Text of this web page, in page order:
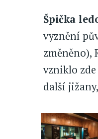
Špička
vyznění
změněno),
vzniklo
další